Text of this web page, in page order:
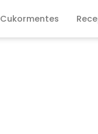
Cukormentes